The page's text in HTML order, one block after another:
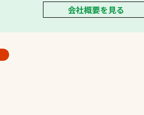
会社概要を見る